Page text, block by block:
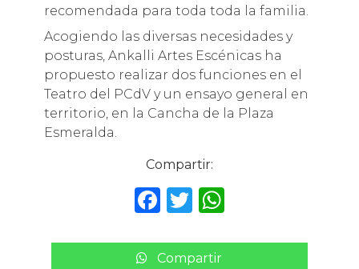
recomendada para toda toda la familia.
Acogiendo las diversas necesidades y
posturas, Ankalli Artes Escénicas ha
propuesto realizar dos funciones en el
Teatro del PCdV y un ensayo general en
territorio, en la Cancha de la Plaza
Esmeralda.
Compartir:
F
c
T
it
W
a
Compartir